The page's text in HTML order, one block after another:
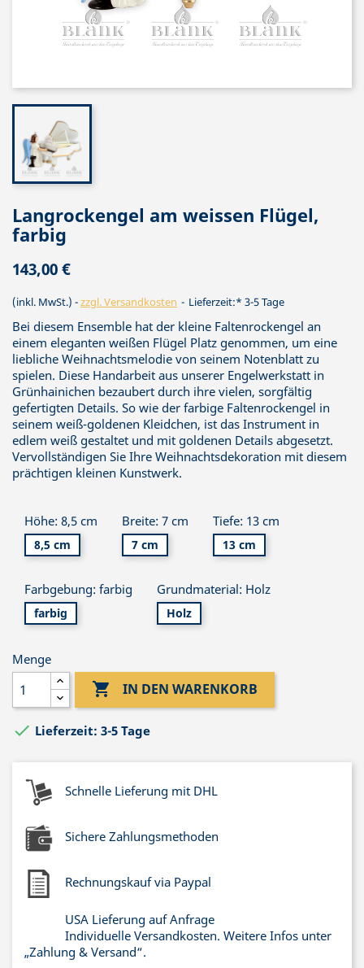
Langrockengel am weissen Flügel,
farbig
143,00 €
(inkl. MwSt.) zzgl. Versandkosten Lieferzeit:* 3-5 Tage
Bei diesem Ensemble hat der kleine Faltenrockengel an
einem eleganten weißen Flügel Platz genommen, um eine
liebliche Weihnachtsmelodie von seinem Notenblatt zu
spielen. Diese Handarbeit aus unserer Engelwerkstatt in
Grünhainichen bezaubert durch ihre vielen, sorgfältig
gefertigten Details. So wie der farbige Faltenrockengel in
seinem weiß-goldenen Kleidchen, ist das Instrument in
edlem weiß gestaltet und mit goldenen Details abgesetzt.
Vervollständigen Sie Ihre Weihnachtsdekoration mit diesem
prächtigen kleinen Kunstwerk.
Höhe: 8,5 cm
8,5 cm
Breite: 7 cm
7 cm
Tiefe: 13 cm
13 cm
Farbgebung: farbig
farbig
Grundmaterial: Holz
Holz
Menge
 IN DEN WARENKORB
 Lieferzeit: 3-5 Tage
Schnelle Lieferung mit DHL
Sichere Zahlungsmethoden
Rechnungskauf via Paypal
USA Lieferung auf Anfrage
Individuelle Versandkosten. Weitere Infos unter
„Zahlung & Versand“.